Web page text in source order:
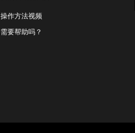
操作方法视频
需要帮助吗？